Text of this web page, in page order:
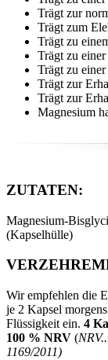
Trägt zur
Trägt zum
Trägt zu
Trägt zu
Trägt zu
Trägt zur
Trägt zur
Magnesium
ZUTATEN:
Magnesium-
(Kapselhülle)
Wir empfehlen die
je 2 Kapsel
Flüssigkeit ein. 4
100 % NRV (
1169/2011)